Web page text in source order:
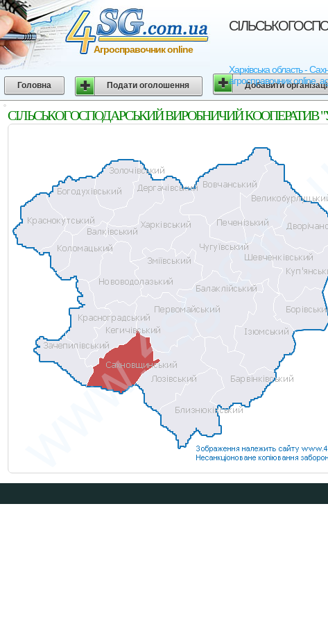
Харківська область -
агросправочник online,
Агросправочник online
Головна Подати оголошення Добавити
СIЛЬСЬКОГОСПОДАРСЬКИЙ ВИРОБНИЧИЙ КООПЕРАТИВ